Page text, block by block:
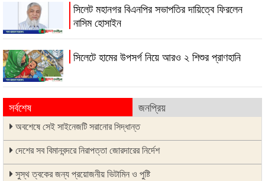
সিলেট মহানগর বিএনপির সভাপতির দায়িত্বে ফিরলেন
নাসিম হোসাইন
সিলেটে হামের উপসর্গ নিয়ে আরও ২ শিশুর প্রাণহানি
সর্বশেষ জনপ্রিয়
অবশেষে সেই সাইনেজটি সরানোর সিদ্ধান্ত
দেশের সব বিমানবন্দরে নিরাপত্তা জোরদারের নির্দেশ
সুস্থ ত্বকের জন্য প্রয়োজনীয় ভিটামিন ও পুষ্টি